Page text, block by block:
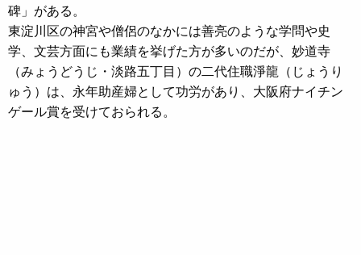
碑」がある。
東淀川区の神宮や僧侶のなかには善亮のような学問や史
学、文芸方面にも業績を挙げた方が多いのだが、妙道寺
（みょうどうじ・淡路五丁目）の二代住職淨龍（じょうり
ゅう）は、永年助産婦として功労があり、大阪府ナイチン
ゲール賞を受けておられる。